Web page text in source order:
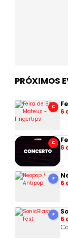
PRÓXIMOS
C
6
C
6
F
6
F
6